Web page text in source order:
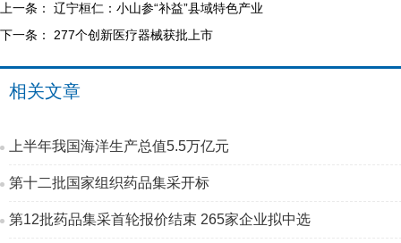
上一条： 辽宁桓仁：小山参“补益”县域特色产业
下一条： 277个创新医疗器械获批上市
相关文章
上半年我国海洋生产总值5.5万亿元
第十二批国家组织药品集采开标
第12批药品集采首轮报价结束 265家企业拟中选